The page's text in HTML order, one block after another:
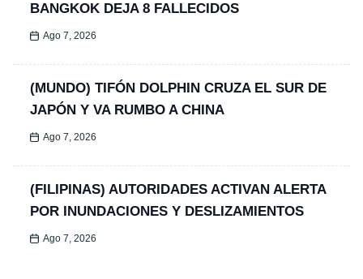
BANGKOK DEJA 8 FALLECIDOS
Ago 7, 2026
(MUNDO) TIFÓN DOLPHIN CRUZA EL SUR DE
JAPÓN Y VA RUMBO A CHINA
Ago 7, 2026
(FILIPINAS) AUTORIDADES ACTIVAN ALERTA
POR INUNDACIONES Y DESLIZAMIENTOS
Ago 7, 2026